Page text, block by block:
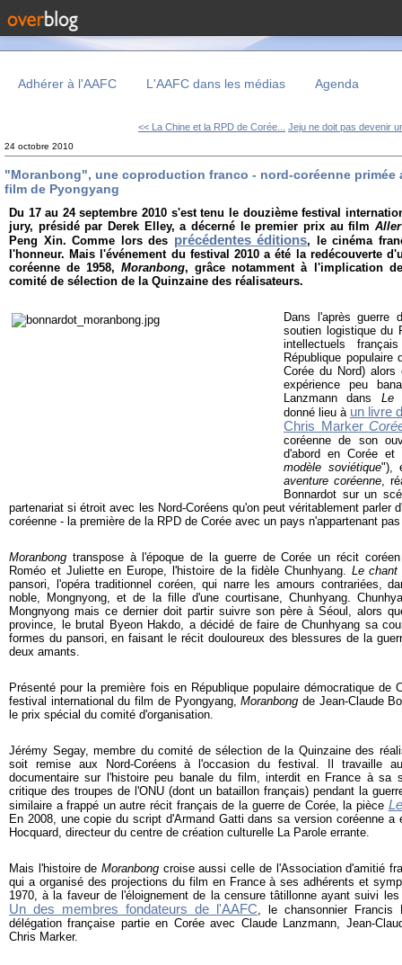
Adhérer à l'AAFC L'AAFC dans les médias Agenda
<< La Chine et la RPD de Corée... Jeju ne doit pas devenir
24 octobre 2010
"Moranbong", une coproduction franco - nord-coréenne
film de Pyongyang
Du 17 au 24 septembre 2010 s'est tenu le douzième festival
jury, présidé par Derek Elley, a décerné le premier prix au film
Peng Xin. Comme lors des précédentes éditions, le cinéma
l'honneur. Mais l'événement du festival 2010 a été la redécouverte
coréenne de 1958,Moranbong, grâce notamment à l'implication
comité de sélection de la Quinzaine des réalisateurs.
Dans l'après guerre
soutien logistique du
intellectuels
République populaire
Corée du Nord) alors
expérience peu
Lanzmann dans Le
donné lieu à un livre
Chris Marker
coréenne de son
d'abord en Corée
modèle soviétique"),
aventure coréenne,
Bonnardot sur un
partenariat si étroit avec les Nord-Coréens qu'on peut véritablement parler
coréenne - la première de la RPD de Corée avec un pays n'appartenant
Moranbong transpose à l'époque de la guerre de Corée un récit
Roméo et Juliette en Europe, l'histoire de la fidèle Chunhyang. Le chant
pansori, l'opéra traditionnel coréen, qui narre les amours contrariées,
noble, Mongnyong, et de la fille d'une courtisane, Chunhyang.
Mongnyong mais ce dernier doit partir suivre son père à Séoul, alors
province, le brutal Byeon Hakdo, a décidé de faire de Chunhyang sa
formes du pansori, en faisant le récit douloureux des blessures de la
deux amants.
Présenté pour la première fois en République populaire démocratique de
festival international du film de Pyongyang,Moranbong de Jean-Claude
le prix spécial du comité d'organisation.
Jérémy Segay, membre du comité de sélection de la Quinzaine des
soit remise aux Nord-Coréens à l'occasion du festival. Il travaille
documentaire sur l'histoire peu banale du film, interdit en France à sa
critique des troupes de l'ONU (dont un bataillon français) pendant la
similaire a frappé un autre récit français de la guerre de Corée, la pièce
En 2008, une copie du script d'Armand Gatti dans sa version coréenne a
Hocquard, directeur du centre de création culturelle La Parole errante.
Mais l'histoire deMoranbong croise aussi celle de l'Association d'amitié
qui a organisé des projections du film en France à ses adhérents et
1970, à la faveur de l'éloignement de la censure tâtillonne ayant suivi
Un des membres fondateurs de l'AAFC, le chansonnier Francis
délégation française partie en Corée avec Claude Lanzmann, Jean-
Chris Marker.